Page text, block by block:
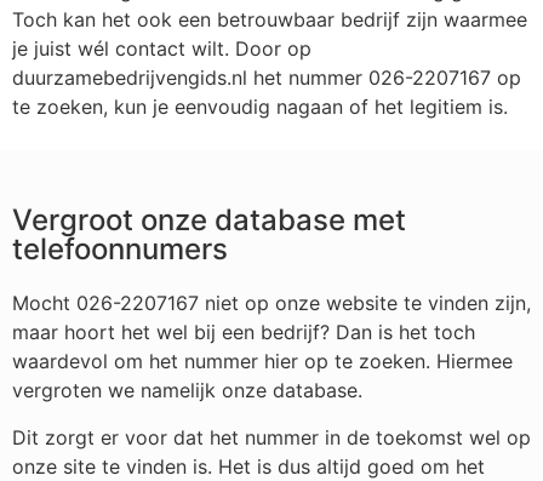
Toch kan het ook een betrouwbaar bedrijf zijn waarmee
je juist wél contact wilt. Door op
duurzamebedrijvengids.nl het nummer 026-2207167 op
te zoeken, kun je eenvoudig nagaan of het legitiem is.
Vergroot onze database met
telefoonnumers
Mocht 026-2207167 niet op onze website te vinden zijn,
maar hoort het wel bij een bedrijf? Dan is het toch
waardevol om het nummer hier op te zoeken. Hiermee
vergroten we namelijk onze database.
Dit zorgt er voor dat het nummer in de toekomst wel op
onze site te vinden is. Het is dus altijd goed om het